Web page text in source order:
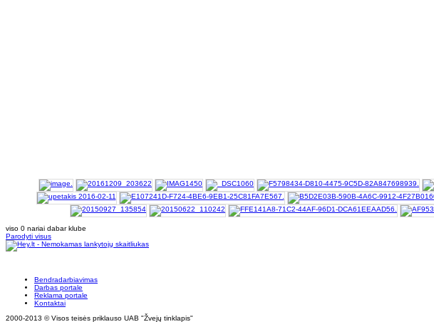
viso 0 nariai dabar klube
Parodyti visus
Bendradarbiavimas
Darbas portale
Reklama portale
Kontaktai
2000-2013 © Visos teisės priklauso UAB "Žvejų tinklapis"